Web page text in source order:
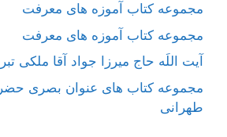
مجموعه کتاب آموزه های معرفت
مجموعه کتاب آموزه های معرفت
آیت اللَه حاج میرزا جواد آقا ملکی
مجموعه کتاب های عنوان بصری
طهرانی